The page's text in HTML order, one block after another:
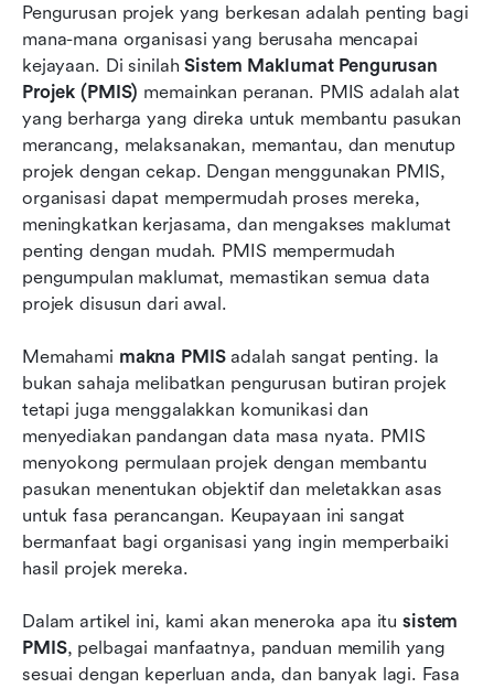
Pengurusan projek yang berkesan adalah penting bagi
mana-mana organisasi yang berusaha mencapai
kejayaan. Di sinilah Sistem Maklumat Pengurusan
Projek (PMIS) memainkan peranan. PMIS adalah alat
yang berharga yang direka untuk membantu pasukan
merancang, melaksanakan, memantau, dan menutup
projek dengan cekap. Dengan menggunakan PMIS,
organisasi dapat mempermudah proses mereka,
meningkatkan kerjasama, dan mengakses maklumat
penting dengan mudah. PMIS mempermudah
pengumpulan maklumat, memastikan semua data
projek disusun dari awal.
Memahami makna PMIS adalah sangat penting. Ia
bukan sahaja melibatkan pengurusan butiran projek
tetapi juga menggalakkan komunikasi dan
menyediakan pandangan data masa nyata. PMIS
menyokong permulaan projek dengan membantu
pasukan menentukan objektif dan meletakkan asas
untuk fasa perancangan. Keupayaan ini sangat
bermanfaat bagi organisasi yang ingin memperbaiki
hasil projek mereka.
Dalam artikel ini, kami akan meneroka apa itu sistem
PMIS, pelbagai manfaatnya, panduan memilih yang
sesuai dengan keperluan anda, dan banyak lagi. Fasa
yang tepat
10 Sistem Maklumat Pengurusan Projek Teratas
Trend masa depan dalam sistem maklumat
pengurusan projek
Kesimpulan
Soalan Lazim
Bacaan berkaitan